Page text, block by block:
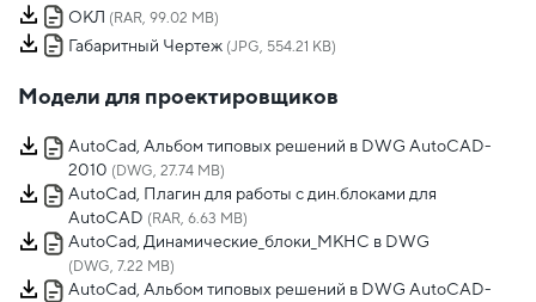
ОКЛ (RAR, 99.02 MB)
Габаритный Чертеж (JPG, 554.21 KB)
Модели для проектировщиков
AutoCad, Альбом типовых решений в DWG AutoCAD-
2010 (DWG, 27.74 MB)
AutoCad, Плагин для работы с дин.блоками для
AutoCAD (RAR, 6.63 MB)
AutoCad, Динамические_блоки_МКНС в DWG
(DWG, 7.22 MB)
AutoCad, Альбом типовых решений в DWG AutoCAD-